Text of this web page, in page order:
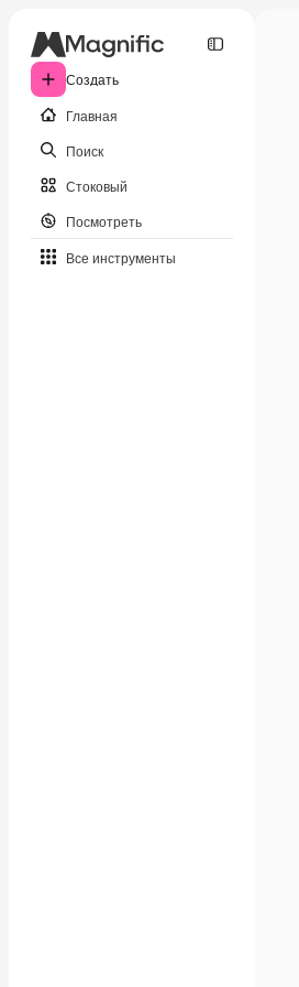
Создать
Главная
Поиск
Стоковый
Посмотреть
Все инструменты